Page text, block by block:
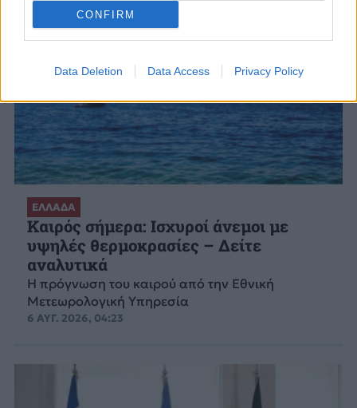
CONFIRM
Data Deletion Data Access Privacy Policy
ΕΛΛΑΔΑ
Καιρός σήμερα: Ισχυροί άνεμοι με
υψηλές θερμοκρασίες – Δείτε
αναλυτικά
Η πρόγνωση του καιρού από την Εθνική
Μετεωρολογική Υπηρεσία
6 ΑΥΓ. 2026, 04:23